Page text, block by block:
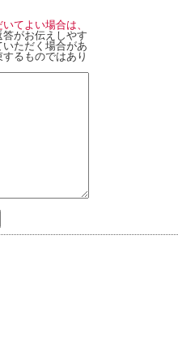
てよい場合は、
がお伝えしやす
ただく場合があ
るものではあり